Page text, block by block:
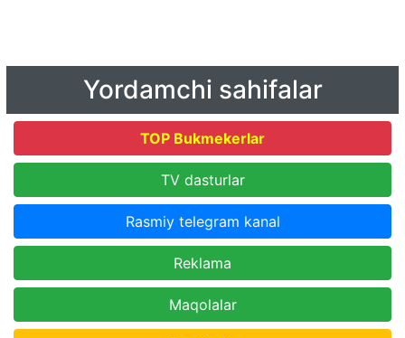
Yordamchi sahifalar
TOP Bukmekerlar
TV dasturlar
Rasmiy telegram kanal
Reklama
Maqolalar